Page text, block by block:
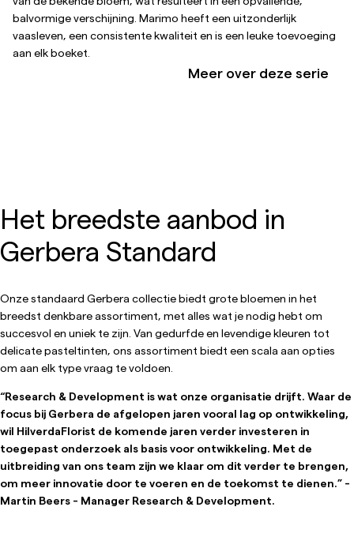
balvormige verschijning. Marimo heeft een uitzonderlijk
vaasleven, een consistente kwaliteit en is een leuke toevoeging
aan elk boeket.
Meer over deze serie
Het breedste aanbod in
Gerbera Standard
Onze standaard Gerbera collectie biedt grote bloemen in het
breedst denkbare assortiment, met alles wat je nodig hebt om
succesvol en uniek te zijn. Van gedurfde en levendige kleuren tot
delicate pasteltinten, ons assortiment biedt een scala aan opties
om aan elk type vraag te voldoen.
“Research & Development is wat onze organisatie drijft. Waar de
focus bij Gerbera de afgelopen jaren vooral lag op ontwikkeling,
wil HilverdaFlorist de komende jaren verder investeren in
toegepast onderzoek als basis voor ontwikkeling. Met de
uitbreiding van ons team zijn we klaar om dit verder te brengen,
om meer innovatie door te voeren en de toekomst te dienen.” -
Martin Beers - Manager Research & Development.